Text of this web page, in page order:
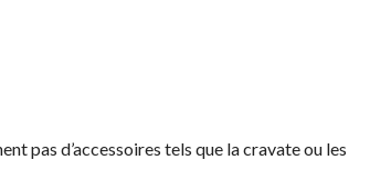
pas d’accessoires tels que la cravate ou les